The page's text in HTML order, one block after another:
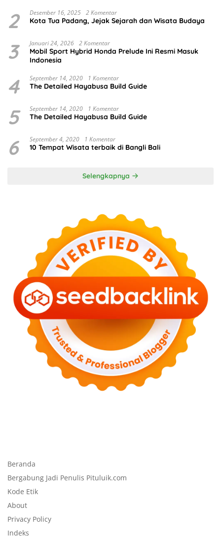
2 Desember 16, 2025 2 Komentar
Kota Tua Padang, Jejak Sejarah dan Wisata Budaya
3 Januari 24, 2026 2 Komentar
Mobil Sport Hybrid Honda Prelude Ini Resmi Masuk
Indonesia
4 September 14, 2020 1 Komentar
The Detailed Hayabusa Build Guide
5 September 14, 2020 1 Komentar
The Detailed Hayabusa Build Guide
6 September 4, 2020 1 Komentar
10 Tempat Wisata terbaik di Bangli Bali
Selengkapnya
Beranda
Bergabung Jadi Penulis Pituluik.com
Kode Etik
About
Privacy Policy
Indeks